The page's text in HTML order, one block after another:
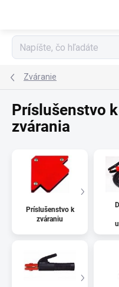
Zváranie
Príslušenstvo
zvárania
Príslušenstvo k
zváraniu